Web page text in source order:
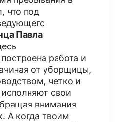
что под
Павла
работа и
от уборщицы,
четко и
свои
внимания
А когда твоим